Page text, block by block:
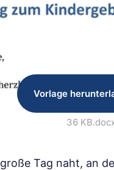
Vorlage
36 KB
Tag naht, an